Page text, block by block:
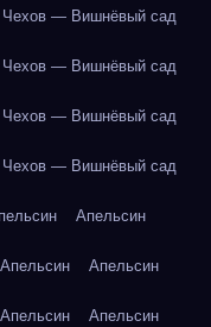
Чехов — Вишнёвый сад
Чехов — Вишнёвый сад
Чехов — Вишнёвый сад
Чехов — Вишнёвый сад
Апельсин
Апельсин Апельсин
Апельсин Апельсин